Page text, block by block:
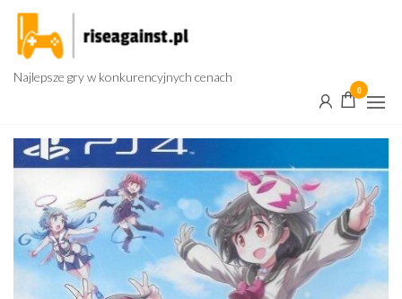
Przejdź
treści
Najlepsze gry w konkurencyjnych cenach
0